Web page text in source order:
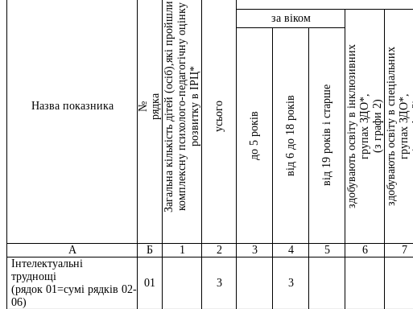
Назва показника № рядкаЗагальна кількість дітей (осіб),які пройшликомплексну психолого-педагогічну оцінкурозвитку в ІРЦ* усього
за віком
здобувають освіту в інклюзивнихгрупах ЗДО*,(з графи 2)здобувають освіту в спеціальнихгрупах ЗДО*,
до 5 років від 6 до 18 років від 19 років і старше
А Б 1 2 3 4 5 6 7
Інтелектуальні
труднощі
(рядок 01=сумі рядків 02-
06)
01 3 3